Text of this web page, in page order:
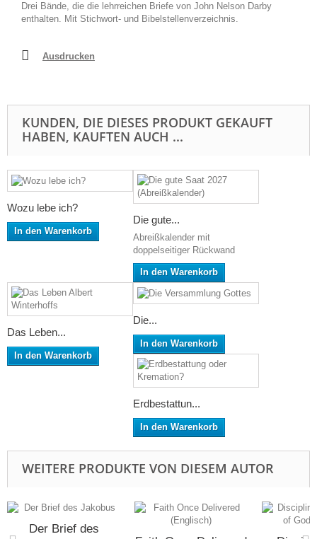
Drei Bände, die die lehrreichen Briefe von John Nelson Darby
enthalten. Mit Stichwort- und Bibelstellenverzeichnis.
Ausdrucken
KUNDEN, DIE DIESES PRODUKT GEKAUFT
HABEN, KAUFTEN AUCH ...
Wozu lebe ich?
In den Warenkorb
Die gute...
Abreißkalender mit
doppelseitiger Rückwand
In den Warenkorb
Das Leben...
In den Warenkorb
Die...
In den Warenkorb
Erdbestattun...
In den Warenkorb
WEITERE PRODUKTE VON DIESEM AUTOR
Der Brief des